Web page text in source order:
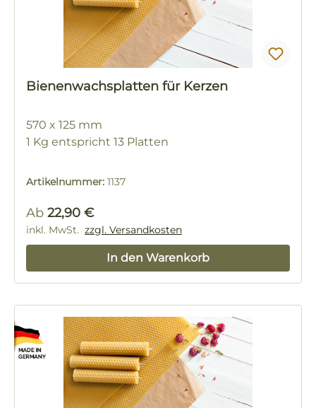
Bienenwachsplatten für Kerzen
570 x 125 mm
1 Kg entspricht 13 Platten
Artikelnummer: 1137
Regulärer Preis:
Ab 22,90 €
inkl. MwSt. zzgl. Versandkosten
In den Warenkorb